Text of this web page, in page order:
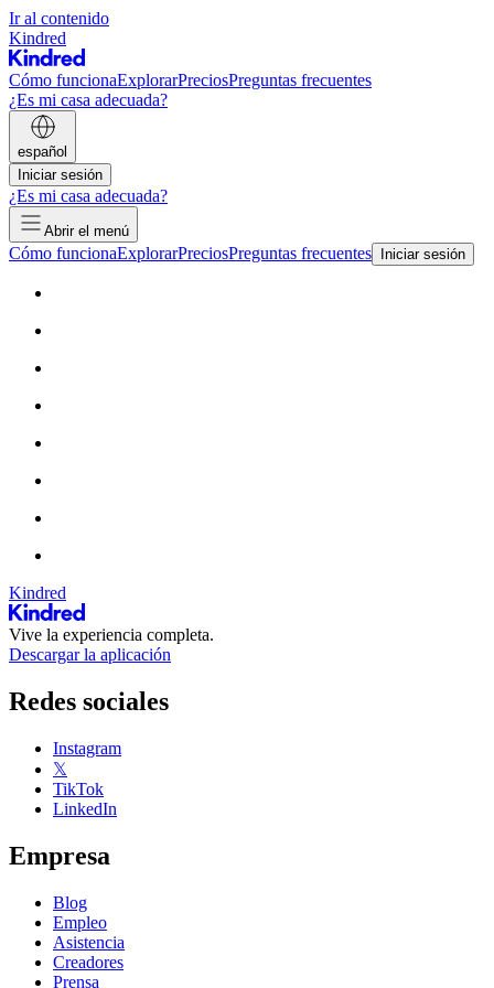
Ir al contenido
Kindred
Cómo funcionaExplorarPreciosPreguntas frecuentes
¿Es mi casa adecuada?
español
Iniciar sesión
¿Es mi casa adecuada?
Abrir el menú
Cómo funcionaExplorarPreciosPreguntas frecuentes Iniciar sesión
Kindred
Vive la experiencia completa.
Descargar la aplicación
Redes sociales
Instagram
𝕏
TikTok
LinkedIn
Empresa
Blog
Empleo
Asistencia
Creadores
Prensa